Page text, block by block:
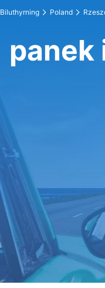
Biluthyrning Poland
panek